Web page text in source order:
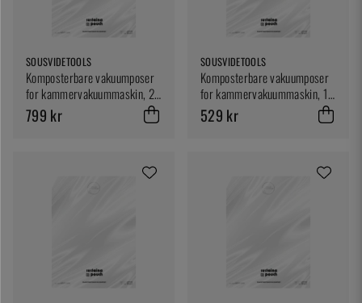
SOUSVIDETOOLS
Komposterbare vakuumposer
for kammervakuummaskin, 20
x 30 cm, 200-pk -
SousVideTools
799 kr
SOUSVIDETOOLS
Komposterbare vakuumposer
for kammervakuummaskin, 15
x 25 cm, 200-pk -
SousVideTools
529 kr